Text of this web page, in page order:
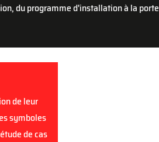
du programme d'installation à la porte
de leur
symboles
de cas